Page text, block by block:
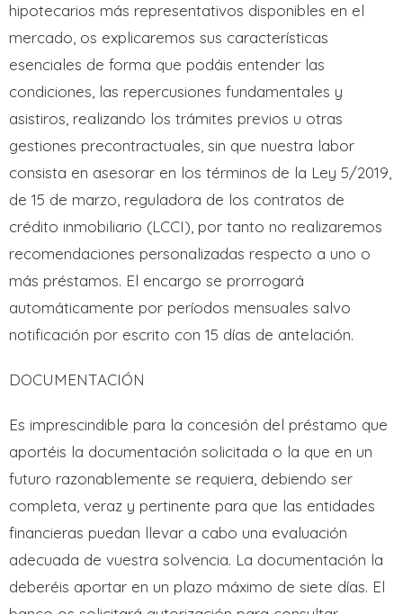
hipotecarios más representativos disponibles en el
mercado, os explicaremos sus características
esenciales de forma que podáis entender las
condiciones, las repercusiones fundamentales y
asistiros, realizando los trámites previos u otras
gestiones precontractuales, sin que nuestra labor
consista en asesorar en los términos de la Ley 5/2019,
de 15 de marzo, reguladora de los contratos de
crédito inmobiliario (LCCI), por tanto no realizaremos
recomendaciones personalizadas respecto a uno o
más préstamos. El encargo se prorrogará
automáticamente por períodos mensuales salvo
notificación por escrito con 15 días de antelación.
DOCUMENTACIÓN
Es imprescindible para la concesión del préstamo que
aportéis la documentación solicitada o la que en un
futuro razonablemente se requiera, debiendo ser
completa, veraz y pertinente para que las entidades
financieras puedan llevar a cabo una evaluación
adecuada de vuestra solvencia. La documentación la
deberéis aportar en un plazo máximo de siete días. El